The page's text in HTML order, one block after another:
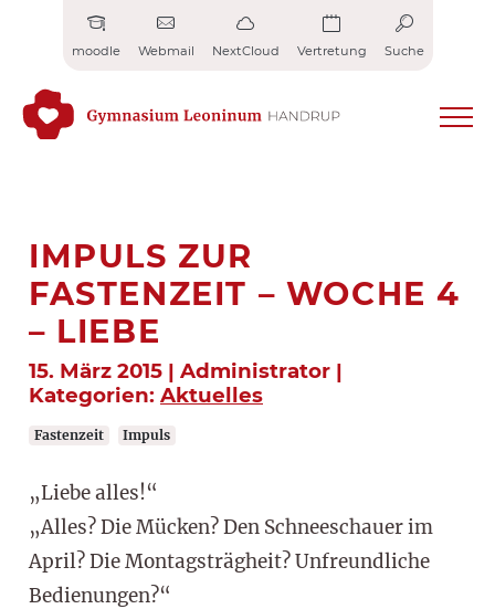
moodle Webmail NextCloud Vertretung Suche
IMPULS ZUR
FASTENZEIT – WOCHE 4
– LIEBE
15. März 2015 | Administrator |
Kategorien: Aktuelles
Fastenzeit Impuls
„Liebe alles!“
„Alles? Die Mücken? Den Schneeschauer im
April? Die Montagsträgheit? Unfreundliche
Bedienungen?“